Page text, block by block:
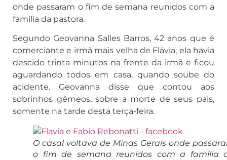
onde passaram o fim de semana reunidos com a
família da pastora.
Segundo Geovanna Salles Barros, 42 anos que é
comerciante e irmã mais velha de Flávia, ela havia
descido trinta minutos na frente da irmã e ficou
aguardando todos em casa, quando soube do
acidente. Geovanna disse que contou aos
sobrinhos gêmeos, sobre a morte de seus pais,
somente na tarde desta terça-feira.
O casal voltava de Minas Gerais onde
o fim de semana reunidos com a família